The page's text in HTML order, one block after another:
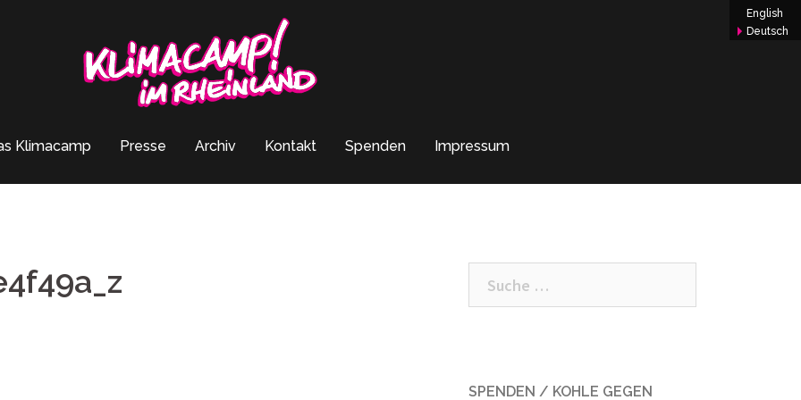
Klimacamp Presse Archiv Kontakt Spenden
Deutsch
English
Impressum
nach:
SPENDEN / KOHLE GEGEN